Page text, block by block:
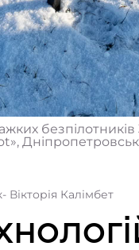
- Вікторія Калімбет